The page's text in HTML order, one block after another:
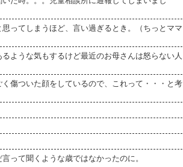
ってしまうほど、言い過ぎるとき。（ちっとママ
ような気もするけど最近のお母さんは怒らない人
傷ついた顔をしているので、これって・・・と考
って聞くような歳ではなかったのに。